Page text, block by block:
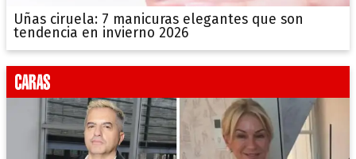
Uñas ciruela: 7 manicuras elegantes que son
tendencia en invierno 2026